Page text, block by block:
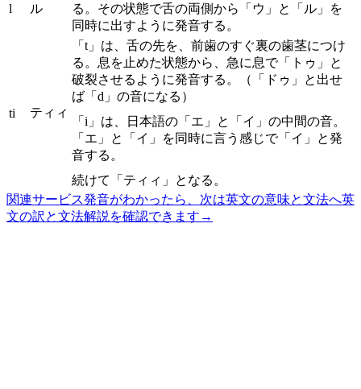
l ル
る。その状態で舌の両側から「ウ」と「ル」を
同時に出すように発音する。
ti ティィ
「t」は、舌の先を、前歯のすぐ裏の歯茎につけ
る。息を止めた状態から、急に息で「トゥ」と
破裂させるように発音する。（「ドゥ」と出せ
ば「d」の音になる）
「i」は、日本語の「エ」と「イ」の中間の音。
「エ」と「イ」を同時に言う感じで「イ」と発
音する。
続けて「ティィ」となる。
関連サービス発音がわかったら、次は英文の意味と文法へ英
文の訳と文法解説を確認できます →